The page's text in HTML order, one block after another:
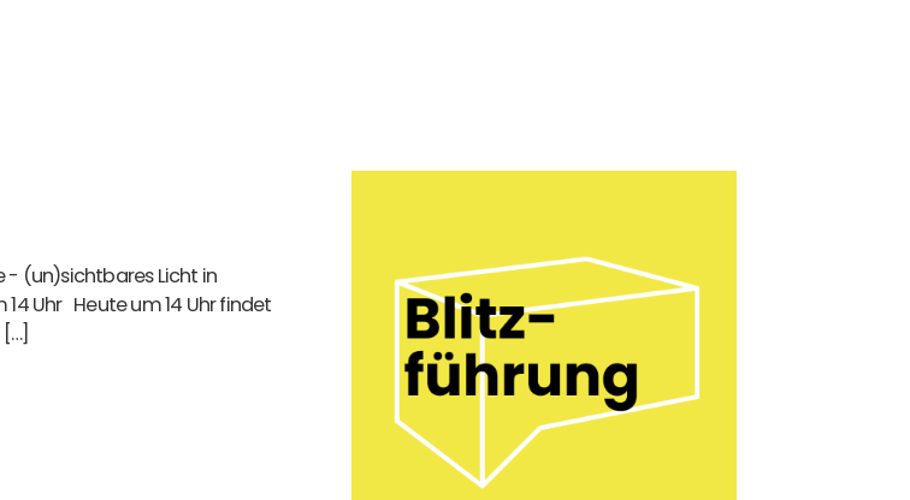
- (un)sichtbares Licht in
14 Uhr Heute um 14 Uhr findet